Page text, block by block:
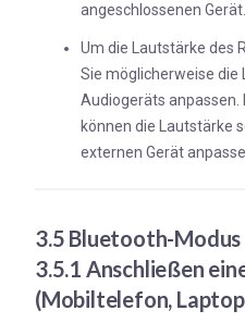
angeschlossenen Gerät.
Um die Lautstärke des
Sie möglicherweise die
Audiogeräts anpassen.
können die Lautstärke
externen Gerät
3.5 Bluetooth-
3.5.1 Anschließen
(Mobiltelefon, Laptop